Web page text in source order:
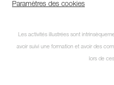
Paramètres des cookies
Les activités illustrées sont
avoir suivi une formation et avoir des
lors de